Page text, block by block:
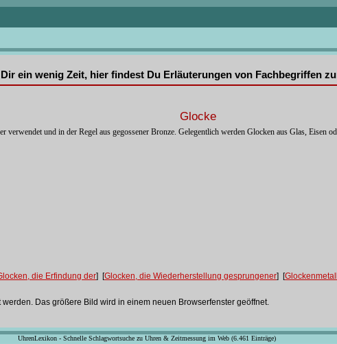
ein wenig Zeit, hier findest Du Erläuterungen von Fachbegriffen
Glocke
verwendet und in der Regel aus gegossener Bronze. Gelegentlich werden Glocken aus Glas, Eisen
die Erfindung der] [Glocken, die Wiederherstellung gesprungener] [Glockenmetall
Das größere Bild wird in einem neuen Browserfenster geöffnet.
UhrenLexikon - Schnelle Schlagwortsuche zu Uhren & Zeitmessung im Web (6.461 Einträge)